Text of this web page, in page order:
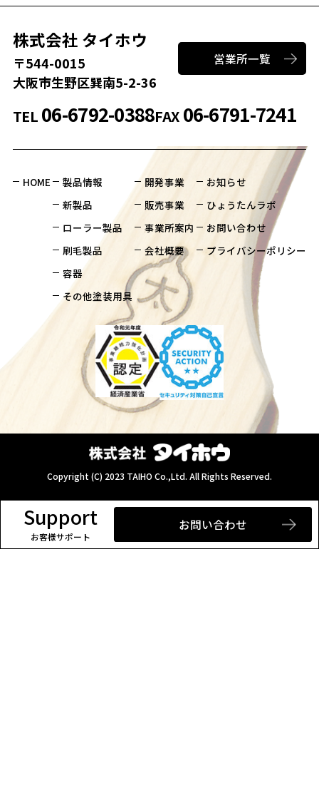
Support
お客様サポート
お問い合わせ
株式会社 タイホウ
〒544-0015
大阪市生野区巽南5-2-36
営業所一覧
TEL06-6792-0388FAX06-6791-7241
HOME
製品情報
新製品
ローラー製品
刷毛製品
容器
その他塗装用具
開発事業
販売事業
事業所案内
会社概要
お知らせ
ひょうたんラボ
お問い合わせ
プライバシーポリシー
Copyright (C) 2023 TAIHO Co.,Ltd. All Rights Reserved.